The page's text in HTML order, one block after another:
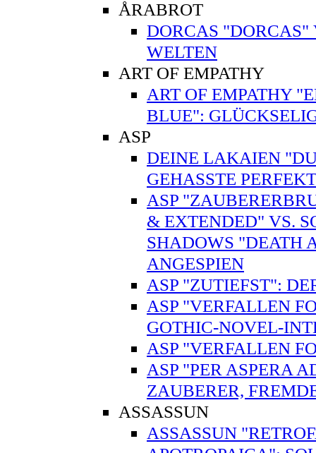
ÅRABROT
DORCAS
WELTEN
ART OF EMPATHY
ART OF EMPATHY
BLUE":
ASP
DEINE LAKAIEN
GEHASSTE
ASP
& EXTENDED" VS.
SHADOWS "DEATH
ANGESPIEN
ASP "ZUTIEFST":
ASP "VERFALLEN
GOTHIC-NOVEL-
ASP "VERFALLEN
ASP "PER ASPERA
ZAUBERER,
ASSASSUN
ASSASSUN